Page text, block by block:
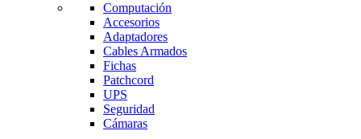
Computación
Accesorios
Adaptadores
Cables Armados
Fichas
Patchcord
UPS
Seguridad
Cámaras